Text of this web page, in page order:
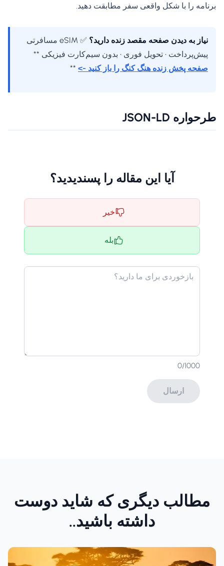
برنامه را با شکل واقعی سفر مطابقت دهید.
نیاز به دیدن صفحه مقصد زنده دارید؟
✅ eSIM مسافرتی
پیش‌پرداخت • تحویل فوری • بدون سیم‌کارت فیزیکی **
صفحه پخش زنده هنگ کنگ را باز کنید -> **
طرحواره JSON-LD
آیا این مقاله را پسندیدید؟
خیر
بله
0/1000
ارسال
مطالب دیگری که شاید دوست
داشته باشید..